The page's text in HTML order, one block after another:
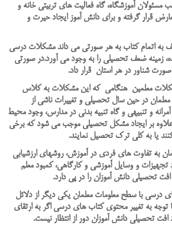
مسئولان آموزشگاه، گاه فعاليت هاي تربيتي خانه و
قرار گرفته و براي دانش آموز ايجاد حيرت و
به اتمام کتاب به هر صورتي مي داند مشکلات درسي
زمينه ضعف تحصيلي را به وجود مي آورد.در صورتی
شناور در هر استان قرار داد.
معلمین هنگامی که این مشکلات به کلاس
در حين سال تحصيلي و تغييرات ناشي از
و تنبيهي و گاه تنبيه بدني در مدارس، وجود محيط
بر ايجاد مشکل تحصيلي موجب مي شود که برخي
يا به کلي ترک تحصيل نمايند.
به تفاوت هاي فردي در آموزش، روشهاي ارزشيابي
تجهيزات و وسايل آموزشي و کارگاهي، کمبود معلم
تحصيلي دانش آموزان را در پي دارد.
درسي با سطح معلومات معلمان يکي ديگر از دلائل
توجه به تغيير محتوي کتاب هاي درسي اگر به ارتقاي
تحصيلي دانش آموزان دور از انتظار نيست.